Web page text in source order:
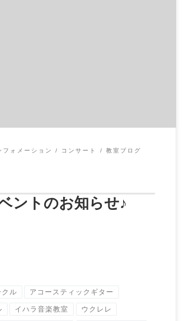
フォメーション コンサート 教室ブログ
ントのお知らせ♪
ル アコースティックギター
イハラ音楽教室 ウクレレ